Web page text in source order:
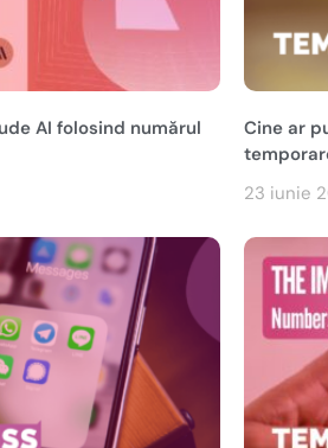
AI folosind numărul
Cine ar
23 iunie